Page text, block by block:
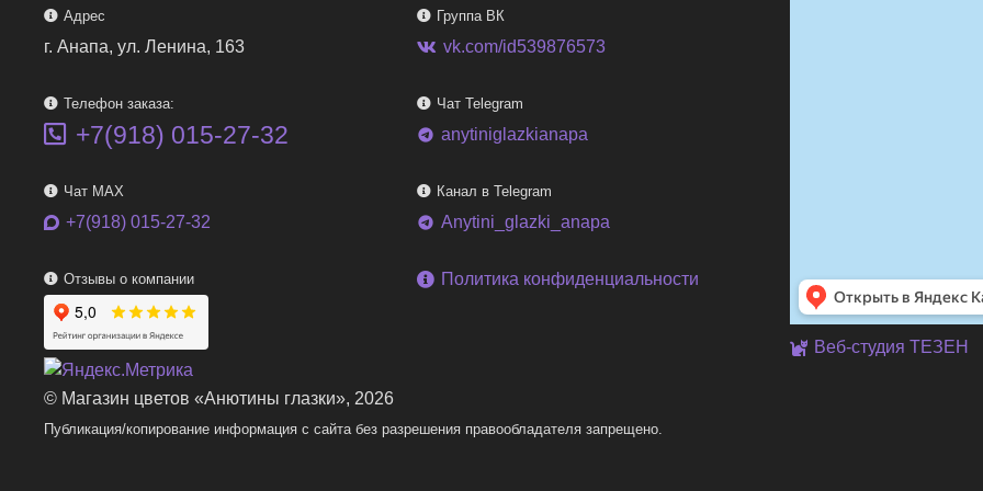
Адрес
г. Анапа, ул. Ленина, 163
Телефон заказа:
+7(918) 015-27-32
Чат MAX
+7(918) 015-27-32
Отзывы о компании
Группа ВК
vk.com/id539876573
Чат Telegram
telegram anytiniglazkianapa
Канал в Telegram
telegram Anytini_glazki_anapa
Политика конфиденциальности
Веб-студия ТЕЗЕН
© Магазин цветов «Анютины глазки», 2026
Публикация/копирование информация с сайта без разрешения правообладателя запрещено.